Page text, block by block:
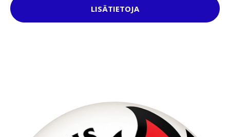
LISÄTIETOJA